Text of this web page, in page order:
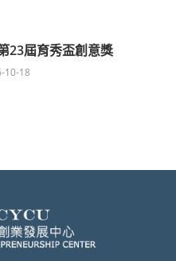
23屆育秀盃創意獎
10-18